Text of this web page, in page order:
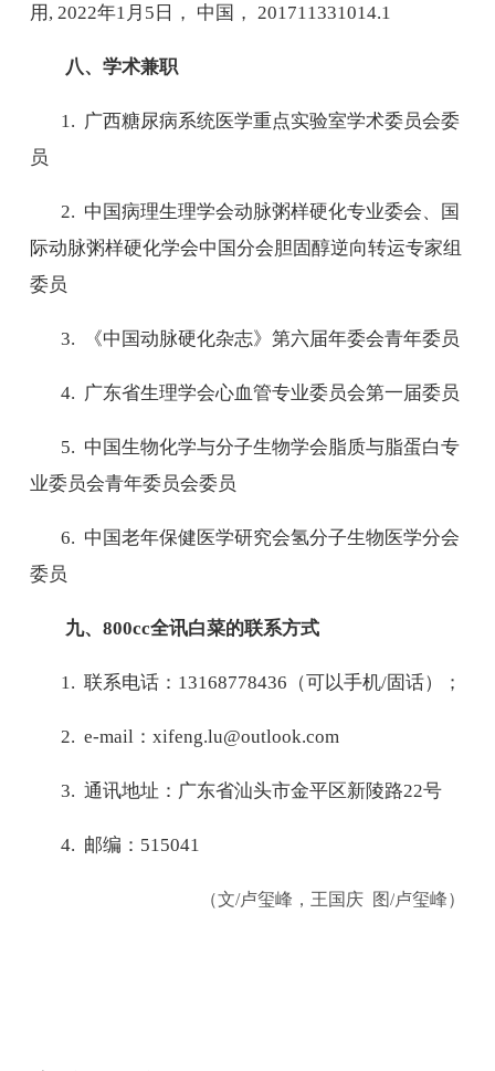
用 , 2022年1 月 5 日， 中国，201711331014.1
八、学术兼职
1. 广西糖尿病系统医学重点实验室学术委员会委
员
2. 中国病理生理学会动脉粥样硬化专业委会、国
际动脉粥样硬化学会中国分会胆固醇逆向转运专家组
委员
3. 《中国动脉硬化杂志》第六届年委会青年委员
4. 广东省生理学会心血管专业委员会第一届委员
5. 中国生物化学与分子生物学会脂质与脂蛋白专
业委员会青年委员会委员
6. 中国老年保健医学研究会氢分子生物医学分会
委员
九、800cc全讯白菜的联系方式
1.联系电话： 13168778436 （可以手机/固话）；
2. e-mail ：xifeng.lu@outlook.com
3.通讯地址：广东省汕头市金平区新陵路22号
4. 邮编： 515041
（文/卢玺峰 ，王国庆 图/卢玺峰）